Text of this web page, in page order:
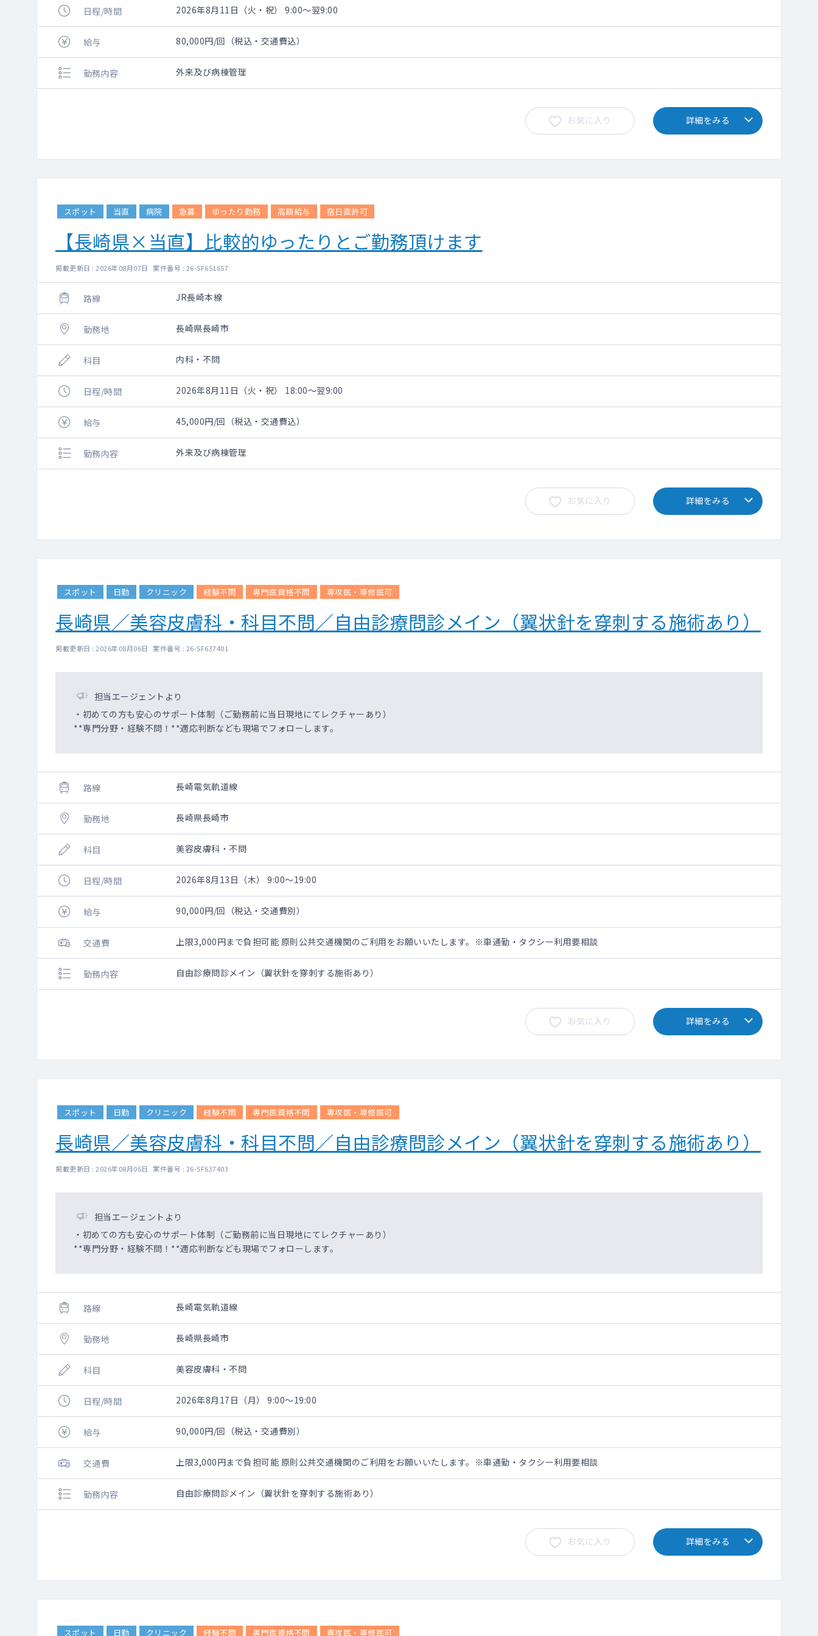
日程/時間 2026年8月11日（火・祝） 9:00～翌9:00
給与 80,000円/回（税込・交通費込）
勤務内容 外来及び病棟管理
お気に入り 詳細をみる
スポット 当直 病院 急募 ゆったり勤務 高額給与 宿日直許可
【長崎県×当直】比較的ゆったりとご勤務頂けます
掲載更新日 : 2026年08月07日 案件番号 : 26-SF651657
路線 JR長崎本線
勤務地 長崎県長崎市
科目 内科・不問
日程/時間 2026年8月11日（火・祝） 18:00～翌9:00
給与 45,000円/回（税込・交通費込）
勤務内容 外来及び病棟管理
お気に入り 詳細をみる
スポット 日勤 クリニック 経験不問 専門医資格不問 専攻医・専修医可
長崎県／美容皮膚科・科目不問／自由診療問診メイン（翼状針を穿刺する施術あり）
掲載更新日 : 2026年08月06日 案件番号 : 26-SF637401
担当エージェントより
・初めての方も安心のサポート体制（ご勤務前に当日現地にてレクチャーあり）
**専門分野・経験不問！**適応判断なども現場でフォローします。
路線 長崎電気軌道線
勤務地 長崎県長崎市
科目 美容皮膚科・不問
日程/時間 2026年8月13日（木） 9:00～19:00
給与 90,000円/回（税込・交通費別）
交通費 上限3,000円まで負担可能 原則公共交通機関のご利用をお願いいたします。※車通勤・タクシー利用要相談
勤務内容 自由診療問診メイン（翼状針を穿刺する施術あり）
お気に入り 詳細をみる
スポット 日勤 クリニック 経験不問 専門医資格不問 専攻医・専修医可
長崎県／美容皮膚科・科目不問／自由診療問診メイン（翼状針を穿刺する施術あり）
掲載更新日 : 2026年08月06日 案件番号 : 26-SF637403
担当エージェントより
・初めての方も安心のサポート体制（ご勤務前に当日現地にてレクチャーあり）
**専門分野・経験不問！**適応判断なども現場でフォローします。
路線 長崎電気軌道線
勤務地 長崎県長崎市
科目 美容皮膚科・不問
日程/時間 2026年8月17日（月） 9:00～19:00
給与 90,000円/回（税込・交通費別）
交通費 上限3,000円まで負担可能 原則公共交通機関のご利用をお願いいたします。※車通勤・タクシー利用要相談
勤務内容 自由診療問診メイン（翼状針を穿刺する施術あり）
お気に入り 詳細をみる
スポット 日勤 クリニック 経験不問 専門医資格不問 専攻医・専修医可